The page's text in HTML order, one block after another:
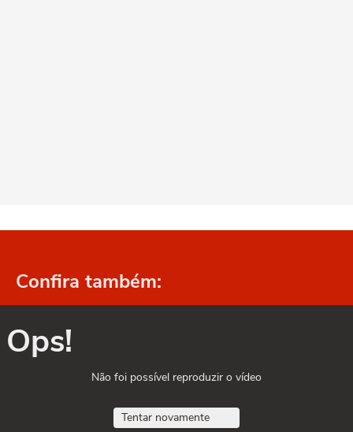
Confira também:
Ops!
Não foi possível reproduzir o vídeo
Tentar novamente